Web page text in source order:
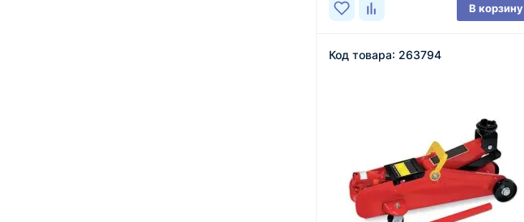
В корзину
Код товара: 263794